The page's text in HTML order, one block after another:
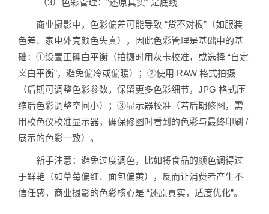
商业摄影中，色彩偏差可能导致 “货不对板”（如服装
色差、家电外壳颜色失真），因此色彩管理是基础中的基
础：①设置正确白平衡（拍摄时用灰卡校准，或选择 “自定
义白平衡”，避免偏冷或偏暖）；②使用 RAW 格式拍摄
（后期可调整色彩参数，保留更多色彩细节，JPG 格式压
缩后色彩调整空间小）；③显示器校准（若后期修图，需
用校色仪校准显示器，确保修图时看到的色彩与最终印刷 /
展示的色彩一致）。
新手注意：避免过度调色，比如将食品的颜色调得过
于鲜艳（如草莓偏红、面包偏黄），反而让消费者产生不
信任感，商业摄影的色彩核心是 “还原真实，适度优化”。